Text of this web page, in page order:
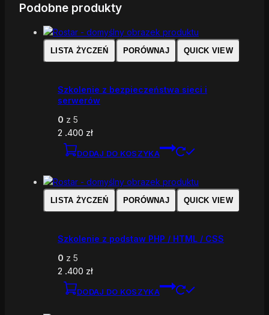
Podobne produkty
LISTA ŻYCZEŃ PORÓWNAJ QUICK VIEW
Szkolenie z bezpieczeństwa sieci i
serwerów
0 z 5
2 .400 zł
DODAJ DO KOSZYKA
LISTA ŻYCZEŃ PORÓWNAJ QUICK VIEW
Szkolenie z podstaw PHP / HTML / CSS
0 z 5
2 .400 zł
DODAJ DO KOSZYKA